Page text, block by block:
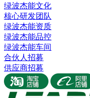
绿波杰能文化
核心研发团队
绿波杰能资质
绿波杰能品控
绿波杰能车间
合伙人招募
供应商招募